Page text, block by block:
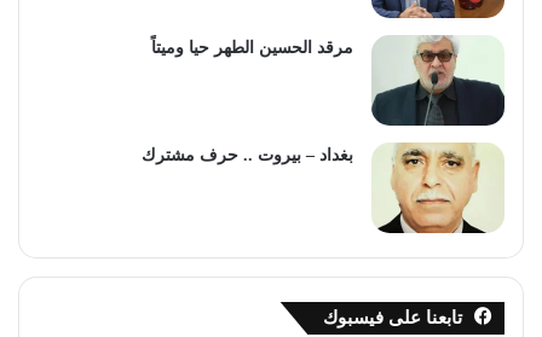
مرقد الحسين الطهر حيا وميتاً
بغداد – بيروت .. حرف مشترك
تابعنا على فيسبوك